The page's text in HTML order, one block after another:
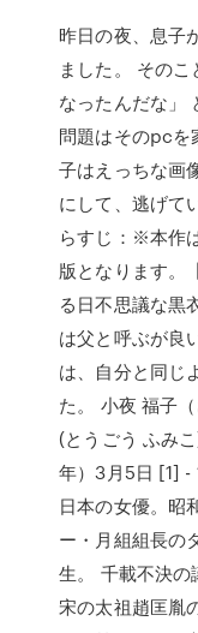
昨日の夜、息子
ました。 その
なったんだな」
問題はそのpcを
子はえっちな画
にして、逃げて
らすじ：※本作
版となります。
る日不思議な黒
は父と呼ぶが良
は、自分と同じ
た。 小夜 福子
(とうごう ふみ
年）3月5日 [1] -
日本の女優。昭
ー・月組組長の
生。 千載不決の
宋の太祖趙匡胤